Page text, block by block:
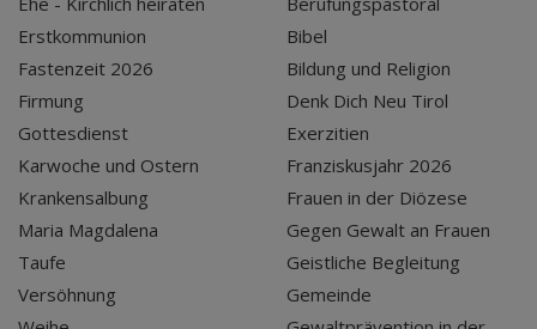
Erstkommunion
Fastenzeit 2026
Firmung
Gottesdienst
Karwoche und Ostern
Krankensalbung
Maria Magdalena
Taufe
Versöhnung
Bibel
Bildung und Religion
Denk Dich Neu Tirol
Exerzitien
Franziskusjahr 2026
Frauen in der Diözese
Gegen Gewalt an Frauen
Geistliche Begleitung
Gemeinde